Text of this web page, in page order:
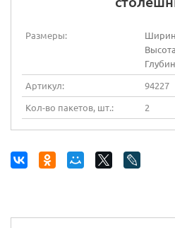
Размеры:
Высота
Артикул:
94227
Кол-во пакетов, шт.:
2